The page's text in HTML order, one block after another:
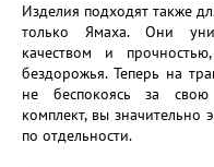
Изделия подходят также
только Ямаха. Они
качеством и
бездорожья. Теперь на
не беспокоясь за свою
комплект, вы значительно
по отдельности.